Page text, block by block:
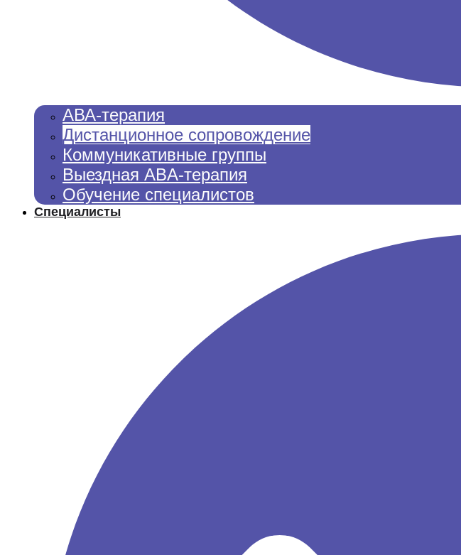
АВА-терапия
Дистанционное сопровождение
Коммуникативные группы​​
Выездная ABA-терапия
Обучение специалистов
Специалисты